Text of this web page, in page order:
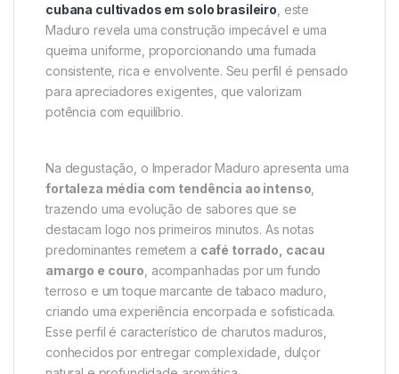
cubana cultivados em solo brasileiro, este
Maduro revela uma construção impecável e uma
queima uniforme, proporcionando uma fumada
consistente, rica e envolvente. Seu perfil é pensado
para apreciadores exigentes, que valorizam
potência com equilíbrio.
Na degustação, o Imperador Maduro apresenta uma
fortaleza média com tendência ao intenso,
trazendo uma evolução de sabores que se
destacam logo nos primeiros minutos. As notas
predominantes remetem a café torrado, cacau
amargo e couro, acompanhadas por um fundo
terroso e um toque marcante de tabaco maduro,
criando uma experiência encorpada e sofisticada.
Esse perfil é característico de charutos maduros,
conhecidos por entregar complexidade, dulçor